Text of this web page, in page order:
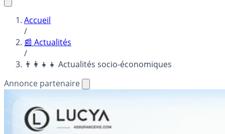
Accueil
/
📰 Actualités
/
👨‍👩‍👧‍👧 Actualités socio-économiques
Annonce partenaire